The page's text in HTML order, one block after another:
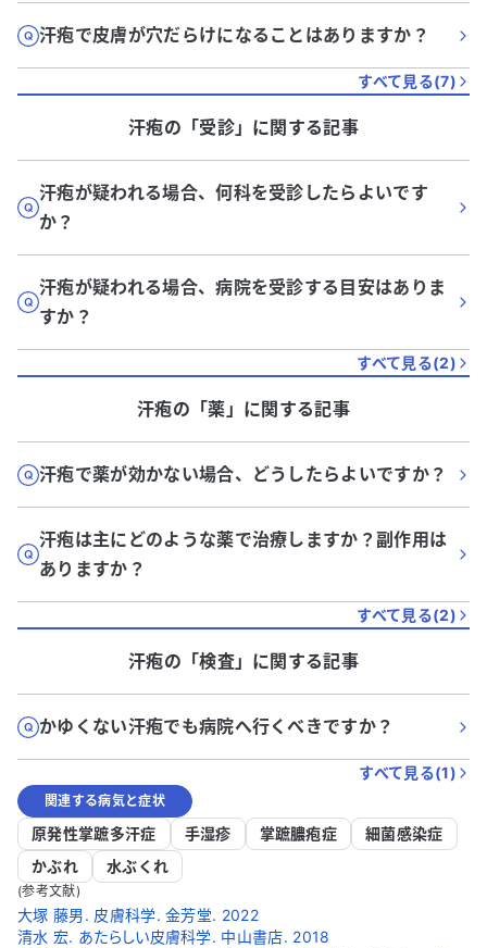
汗疱で皮膚が穴だらけになることはありますか？
すべて見る(7)
汗疱の「受診」に関する記事
汗疱が疑われる場合、何科を受診したらよいです
か？
汗疱が疑われる場合、病院を受診する目安はありま
すか？
すべて見る(2)
汗疱の「薬 」に関する記事
汗疱で薬が効かない場合、どうしたらよいですか？
汗疱は主にどのような薬で治療しますか？副作用は
ありますか？
すべて見る(2)
汗疱の「検査」に関する記事
かゆくない汗疱でも病院へ行くべきですか？
すべて見る(1)
関連する病気と症状
原発性掌蹠多汗症 手湿疹 掌蹠膿疱症
細菌感染症
かぶれ
水ぶくれ
(参考文献)
大塚 藤男. 皮膚科学. 金芳堂. 2022
清水 宏. あたらしい皮膚科学. 中山書店. 2018